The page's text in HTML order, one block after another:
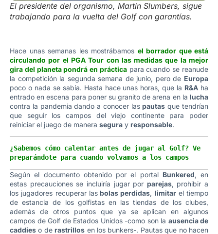
El presidente del organismo, Martin Slumbers, sigue
trabajando para la vuelta del Golf con garantías.
Hace unas semanas les mostrábamos el borrador que está
circulando por el PGA Tour con las medidas que la mejor
gira del planeta pondrá en prácticapara cuando se reanude
la competición la segunda semana de junio, pero de Europa
poco o nada se sabía. Hasta hace unas horas, que la R&A ha
entrado en escena para poner su granito de arena en la lucha
contra la pandemia dando a conocer las pautas que tendrían
que seguir los campos del viejo continente para poder
reiniciar el juego de manera segura y responsable.
¿Sabemos cómo calentar antes de jugar al Golf? Ve
preparándote para cuando volvamos a los campos
Según el documento obtenido por el portal Bunkered, en
estas precauciones se incluiría jugar por parejas, prohibir a
los jugadores recuperar lasbolas perdidas, limitarel tiempo
de estancia de los golfistas en las tiendas de los clubes,
además de otros puntos que ya se aplican en algunos
campos de Golf de Estados Unidos -como son la ausencia de
caddies o de rastrillos en los bunkers-. Pautas que no hacen